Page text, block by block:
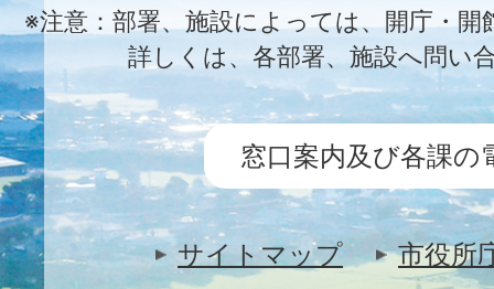
※注意：部署、施設によっては、開庁・
詳しくは、各部署、施設へ問い
窓口案内及び各課の
サイトマップ
市役所